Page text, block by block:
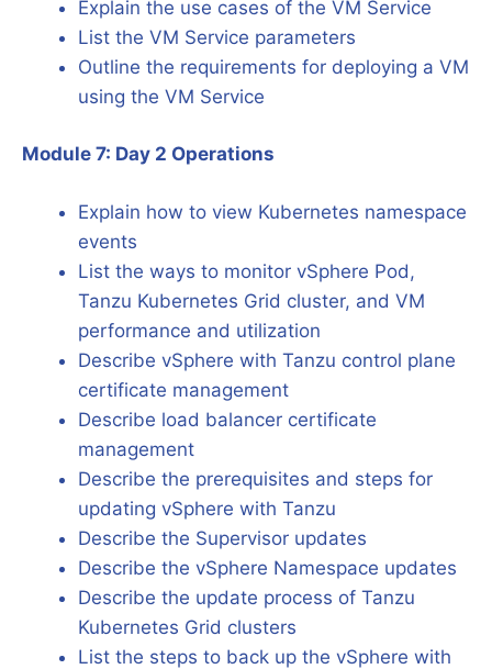
Explain the use cases of the VM Service
List the VM Service parameters
Outline the requirements for deploying a VM
using the VM Service
Module 7: Day 2 Operations
Explain how to view Kubernetes namespace
events
List the ways to monitor vSphere Pod,
Tanzu Kubernetes Grid cluster, and VM
performance and utilization
Describe vSphere with Tanzu control plane
certificate management
Describe load balancer certificate
management
Describe the prerequisites and steps for
updating vSphere with Tanzu
Describe the Supervisor updates
Describe the vSphere Namespace updates
Describe the update process of Tanzu
Kubernetes Grid clusters
List the steps to back up the vSphere with